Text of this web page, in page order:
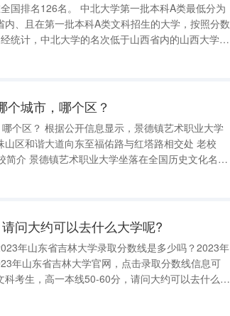
大学等学校。 中北大学位于山西太
城市，哪个区？
艺术职业大学
江西省景德镇市，学院由景德镇陶瓷大学申办，
问大约可以去什么大学呢?
年山东省吉林大学录取分数线是多少吗？2023年
年山东省吉林大学官网，点击录取分数线信息可
52分。就去年的录取分数线来看，高60分以上即